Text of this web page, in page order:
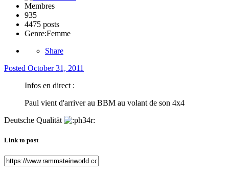
Membres
935
4475 posts
Genre:Femme
Share
Posted October 31, 2011
Infos en direct :
Paul vient d'arriver au BBM au volant de son 4x4
Deutsche Qualität
Link to post